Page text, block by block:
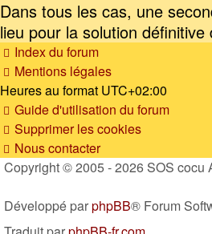
Dans tous les cas, une
lieu pour la solution définitive
Index du forum
Mentions légales
Heures au format UTC+02:00
Guide d'utilisation du forum
Supprimer les cookies
Nous contacter
Copyright © 2005 - 2026 SOS cocu
Développé parphpBB® Forum